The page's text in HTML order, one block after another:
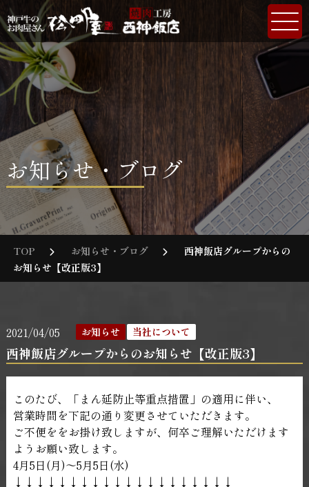
お知らせ・ブログ
TOP お知らせ・ブログ
西神飯店グループからの
お知らせ【改正版3】
2021/04/05 お知らせ 当社について
西神飯店グループからのお知らせ【改正版3】
このたび、「まん延防止等重点措置」の適用に伴い、
営業時間を下記の通り変更させていただきます。
ご不便ををお掛け致しますが、何卒ご理解いただけます
ようお願い致します。
4月5日(月)〜5月5日(水)
↓↓↓↓↓↓↓↓↓↓↓↓↓↓↓↓↓↓↓↓